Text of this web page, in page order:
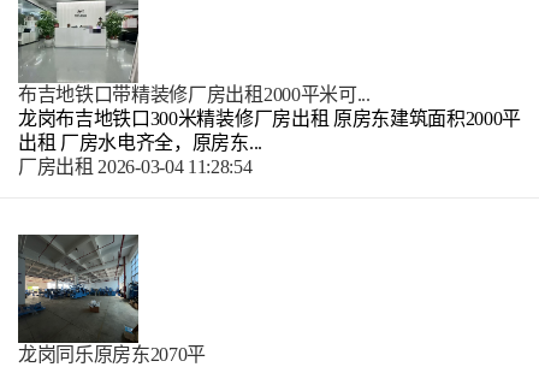
布吉地铁口带精装修厂房出租2000平米可...
龙岗布吉地铁口300米精装修厂房出租 原房东建筑面积2000平
出租 厂房水电齐全，原房东...
厂房出租 2026-03-04 11:28:54
龙岗同乐原房东2070平